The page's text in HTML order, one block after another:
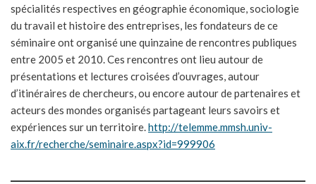
spécialités respectives en géographie économique, sociologie
du travail et histoire des entreprises, les fondateurs de ce
séminaire ont organisé une quinzaine de rencontres publiques
entre 2005 et 2010. Ces rencontres ont lieu autour de
présentations et lectures croisées d’ouvrages, autour
d’itinéraires de chercheurs, ou encore autour de partenaires et
acteurs des mondes organisés partageant leurs savoirs et
expériences sur un territoire.http://telemme.mmsh.univ-
aix.fr/recherche/seminaire.aspx?id=999906